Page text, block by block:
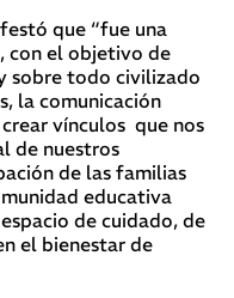
que “fue una
con el objetivo de
sobre todo civilizado
la comunicación
vínculos que nos
de nuestros
de las familias
educativa
de cuidado, de
el bienestar de